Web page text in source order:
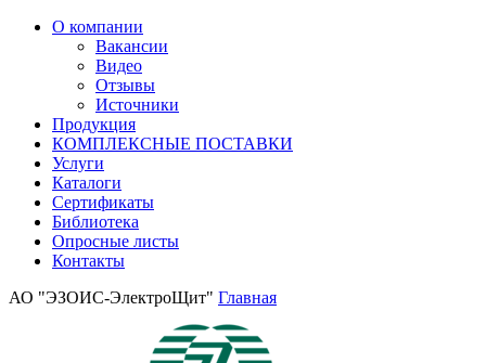
О компании
Вакансии
Видео
Отзывы
Источники
Продукция
КОМПЛЕКСНЫЕ ПОСТАВКИ
Услуги
Каталоги
Сертификаты
Библиотека
Опросные листы
Контакты
АО "ЭЗОИС-ЭлектроЩит" Главная